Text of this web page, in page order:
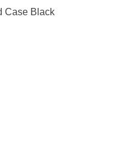
Case Black